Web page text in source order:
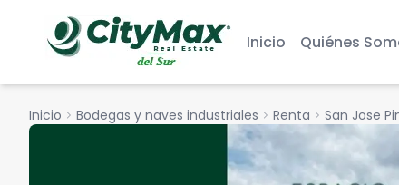
Inicio Quiénes
Inicio chevron_right Bodegas y naves industriales chevron_right Renta chevron_right San Jose